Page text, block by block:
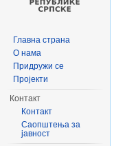
Главна страна
О нама
Придружи се
Пројекти
Контакт
Контакт
Саопштења за
јавност